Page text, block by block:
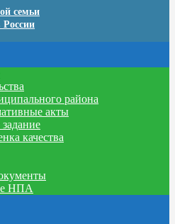
семьи
России
района
акты
качества
НПА